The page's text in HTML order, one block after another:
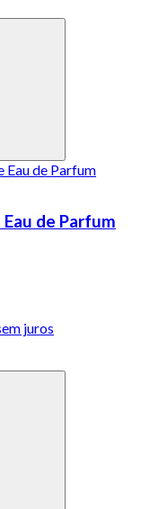
de Parfum
juros